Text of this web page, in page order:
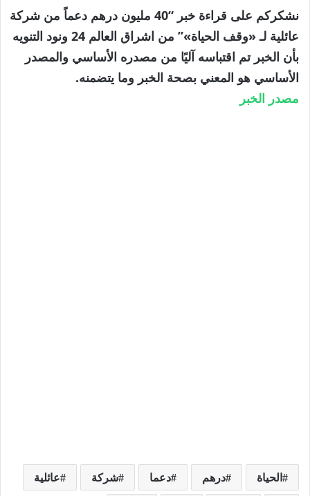
نشكركم على قراءة خبر “40 مليون درهم دعماً من شركة
عائلية لـ «وقف الحياة»” من اشراق العالم 24 ونود التنويه
بأن الخبر تم اقتباسه آليًا من مصدره الأساسي والمصدر
الأساسي هو المعني بصحة الخبر وما يتضمنه.
مصدر الخبر
الحياة درهم دعما شركة عائلية